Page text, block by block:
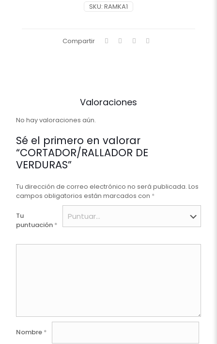
SKU: RAMKA1
Compartir
Valoraciones
No hay valoraciones aún.
Sé el primero en valorar
“CORTADOR/RALLADOR DE
VERDURAS”
Tu dirección de correo electrónico no será publicada. Los
campos obligatorios están marcados con *
Tu
puntuación *
Nombre *